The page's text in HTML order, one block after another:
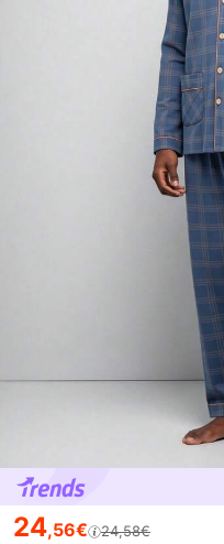
24,56€
24,58€